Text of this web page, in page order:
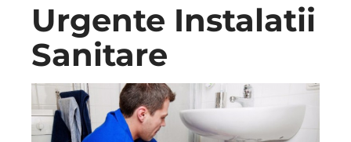
Urgente Instalatii
Sanitare